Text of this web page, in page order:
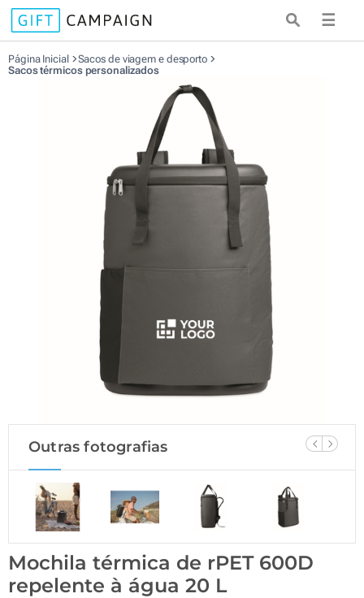
☰
Página Inicial
Sacos de viagem e desporto
Sacos térmicos personalizados
Outras fotografias
Mochila térmica de rPET 600D
repelente à água 20 L